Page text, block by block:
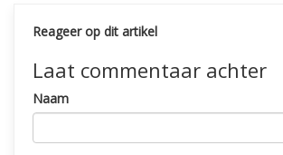
Reageer op dit artikel
Laat commentaar achter
Naam